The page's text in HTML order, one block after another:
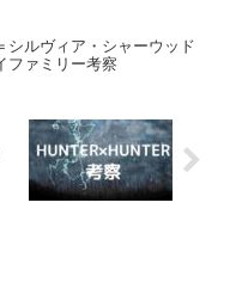
シルヴィア・シャーウッド
ファミリー考察